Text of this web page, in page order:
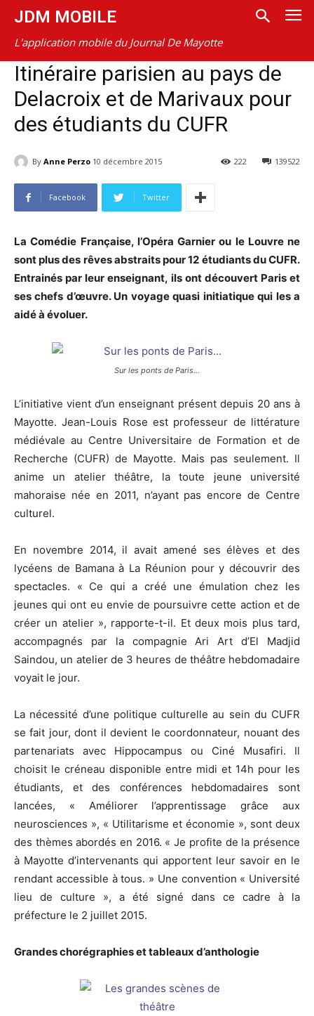
JDM MOBILE
L'application mobile du Journal De Mayotte
Itinéraire parisien au pays de
Delacroix et de Marivaux pour
des étudiants du CUFR
By Anne Perzo 10 décembre 2015 139522
222
Facebook Twitter
La Comédie Française, l’Opéra Garnier ou le Louvre ne
sont plus des rêves abstraits pour 12 étudiants du CUFR.
Entrainés par leur enseignant, ils ont découvert Paris et
ses chefs d’œuvre. Un voyage quasi initiatique qui les a
aidé à évoluer.
Sur les ponts de Paris…
L’initiative vient d’un enseignant présent depuis 20 ans à
Mayotte. Jean-Louis Rose est professeur de littérature
médiévale au Centre Universitaire de Formation et de
Recherche (CUFR) de Mayotte. Mais pas seulement. Il
anime un atelier théâtre, la toute jeune université
mahoraise née en 2011, n’ayant pas encore de Centre
culturel.
En novembre 2014, il avait amené ses élèves et des
lycéens de Bamana à La Réunion pour y découvrir des
spectacles. « Ce qui a créé une émulation chez les
jeunes qui ont eu envie de poursuivre cette action et de
créer un atelier », rapporte-t-il. Et deux mois plus tard,
accompagnés par la compagnie Ari Art d’El Madjid
Saindou, un atelier de 3 heures de théâtre hebdomadaire
voyait le jour.
La nécessité d’une politique culturelle au sein du CUFR
se fait jour, dont il devient le coordonnateur, nouant des
partenariats avec Hippocampus ou Ciné Musafiri. Il
choisit le créneau disponible entre midi et 14h pour les
étudiants, et des conférences hebdomadaires sont
lancées, « Améliorer l’apprentissage grâce aux
neurosciences », « Utilitarisme et économie », sont deux
des thèmes abordés en 2016. « Je profite de la présence
à Mayotte d’intervenants qui apportent leur savoir en le
rendant accessible à tous. » Une convention « Université
lieu de culture », a été signé dans ce cadre à la
préfecture le 2 juillet 2015.
Grandes chorégraphies et tableaux d’anthologie